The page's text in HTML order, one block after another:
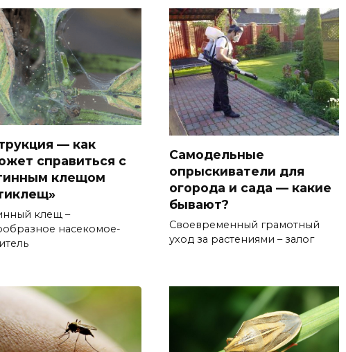
— как
справиться с
клещом
клещ –
насекомое-
Самодельные
опрыскиватели для
огорода и сада — какие
бывают?
Своевременный грамотный
уход за растениями – залог